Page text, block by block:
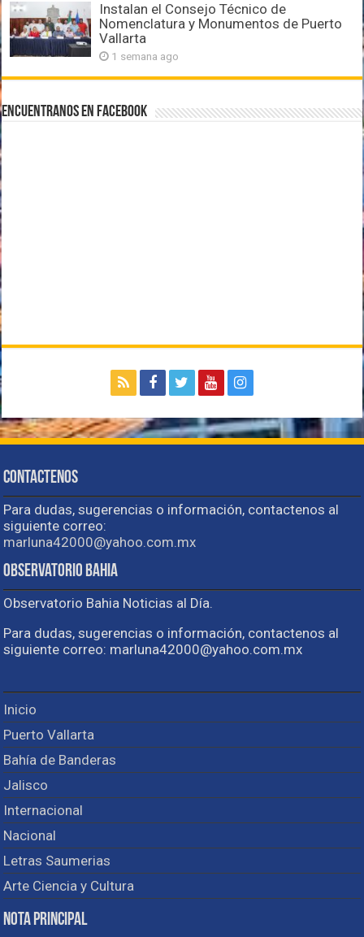
Instalan el Consejo Técnico de
Nomenclatura y Monumentos de Puerto
Vallarta
1 semana ago
Encuentranos en Facebook
Contactenos
Para dudas, sugerencias o información, contactenos al
siguiente correo:
marluna42000@yahoo.com.mx
Observatorio Bahia
Observatorio Bahia Noticias al Día.
Para dudas, sugerencias o información, contactenos al
siguiente correo: marluna42000@yahoo.com.mx
Inicio
Puerto Vallarta
Bahía de Banderas
Jalisco
Internacional
Nacional
Letras Saumerias
Arte Ciencia y Cultura
Nota Principal